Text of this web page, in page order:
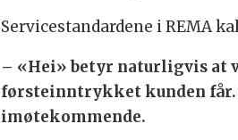
Servicestandardene i REMA
– «Hei» betyr naturligvis at
førsteinntrykket kunden får.
imøtekommende.